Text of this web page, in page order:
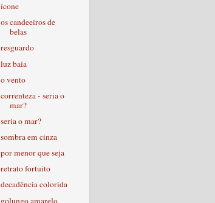
ícone
os candeeiros de
belas
resguardo
luz baia
o vento
correnteza - seria o
mar?
seria o mar?
sombra em cinza
por menor que seja
retrato fortuito
decadência colorida
golungo amarelo